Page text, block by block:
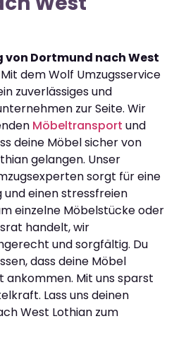
von Dortmund nach West
dem Wolf Umzugsservice
zuverlässiges und
zur Seite. Wir
Möbeltransport und
deine Möbel sicher von
gelangen. Unser
sorgt für eine
und einen stressfreien
einzelne Möbelstücke oder
handelt, wir
und sorgfältig. Du
dass deine Möbel
ankommen. Mit uns sparst
Lass uns deinen
West Lothian zum